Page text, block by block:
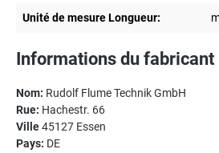
Unité de mesure Longueur:
Informations du fabricant
Nom: Rudolf Flume Technik GmbH
Rue: Hachestr. 66
Ville45127 Essen
Pays: DE